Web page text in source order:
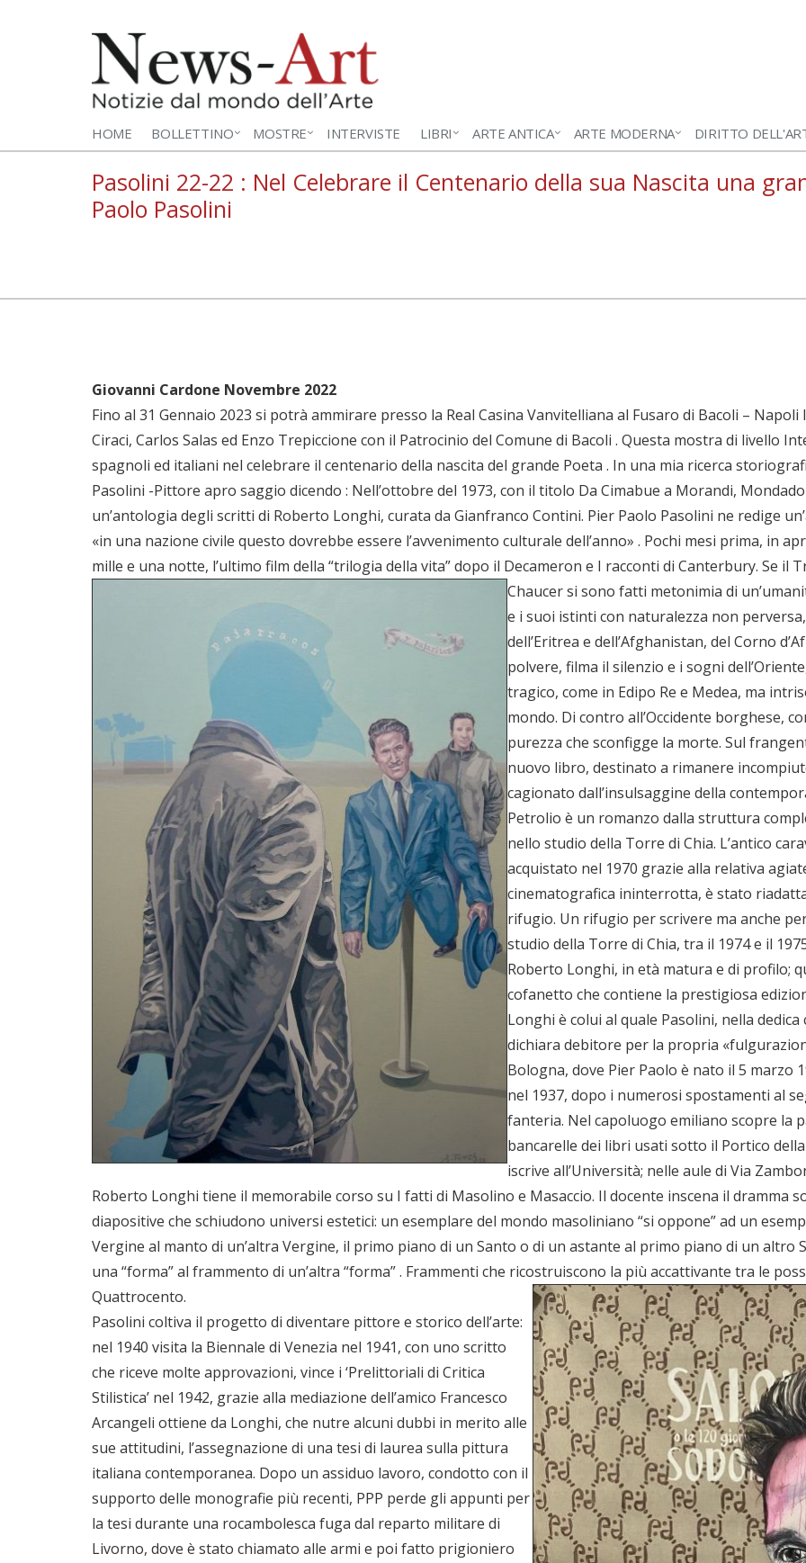
HOME BOLLETTINO MOSTRE INTERVISTE LIBRI ARTE ANTICA ARTE MODERNA DIRITTO
Pasolini 22-22 : Nel Celebrare il Centenario della sua Nascita una
Paolo Pasolini
Giovanni Cardone Novembre 2022
Fino al 31 Gennaio 2023 si potrà ammirare presso la Real Casina Vanvitelliana al Fusaro di Bacoli –
Ciraci, Carlos Salas ed Enzo Trepiccione con il Patrocinio del Comune di Bacoli . Questa mostra di livello
spagnoli ed italiani nel celebrare il centenario della nascita del grande Poeta . In una mia ricerca
Pasolini -Pittore apro saggio dicendo : Nell’ottobre del 1973, con il titolo Da Cimabue a Morandi,
un’antologia degli scritti di Roberto Longhi, curata da Gianfranco Contini. Pier Paolo Pasolini ne redige
«in una nazione civile questo dovrebbe essere l’avvenimento culturale dell’anno» . Pochi mesi prima, in
mille e una notte, l’ultimo film della “trilogia della vita” dopo il Decameron e I racconti di Canterbury. Se il
Chaucer si sono fatti metonimia di
e i suoi istinti con naturalezza non
dell’Eritrea e dell’Afghanistan, del Corno
polvere, filma il silenzio e i sogni
tragico, come in Edipo Re e Medea, ma
mondo. Di contro all’Occidente borghese,
purezza che sconfigge la morte. Sul
nuovo libro, destinato a rimanere
cagionato dall’insulsaggine della
Petrolio è un romanzo dalla struttura
nello studio della Torre di Chia. L’antico
acquistato nel 1970 grazie alla relativa
cinematografica ininterrotta, è stato
rifugio. Un rifugio per scrivere ma anche
studio della Torre di Chia, tra il 1974 e il
Roberto Longhi, in età matura e di profilo;
cofanetto che contiene la prestigiosa
Longhi è colui al quale Pasolini, nella
dichiara debitore per la propria
Bologna, dove Pier Paolo è nato il 5 marzo
nel 1937, dopo i numerosi spostamenti al
fanteria. Nel capoluogo emiliano scopre la
bancarelle dei libri usati sotto il Portico
iscrive all’Università; nelle aule di Via
Roberto Longhi tiene il memorabile corso su I fatti di Masolino e Masaccio. Il docente inscena il dramma
diapositive che schiudono universi estetici: un esemplare del mondo masoliniano “si oppone” ad un
Vergine al manto di un’altra Vergine, il primo piano di un Santo o di un astante al primo piano di un
una “forma” al frammento di un’altra “forma” . Frammenti che ricostruiscono la più accattivante tra le
Quattrocento.
Pasolini coltiva il progetto di diventare pittore e storico dell’arte:
nel 1940 visita la Biennale di Venezia nel 1941, con uno scritto
che riceve molte approvazioni, vince i ‘Prelittoriali di Critica
Stilistica’ nel 1942, grazie alla mediazione dell’amico Francesco
Arcangeli ottiene da Longhi, che nutre alcuni dubbi in merito alle
sue attitudini, l’assegnazione di una tesi di laurea sulla pittura
italiana contemporanea. Dopo un assiduo lavoro, condotto con il
supporto delle monografie più recenti, PPP perde gli appunti per
la tesi durante una rocambolesca fuga dal reparto militare di
Livorno, dove è stato chiamato alle armi e poi fatto prigioniero